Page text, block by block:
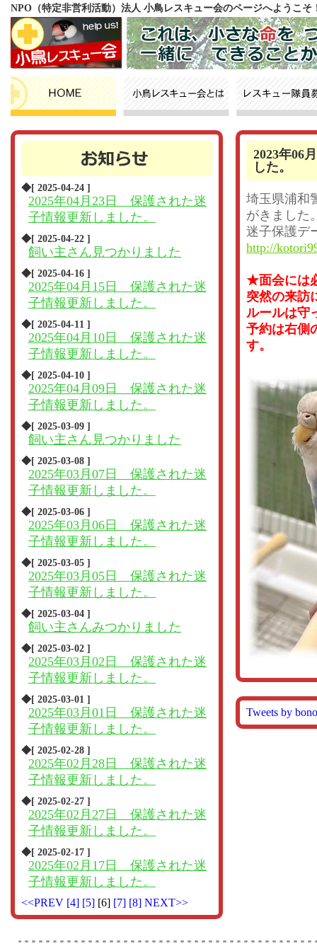
NPO（特定非営利活動）法人 小鳥レスキュー会のページへようこそ
◆[ 2025-04-24 ]
2025年04月23日 保護された迷
子情報更新しました。
◆[ 2025-04-22 ]
飼い主さん見つかりました
◆[ 2025-04-16 ]
2025年04月15日 保護された迷
子情報更新しました。
◆[ 2025-04-11 ]
2025年04月10日 保護された迷
子情報更新しました。
◆[ 2025-04-10 ]
2025年04月09日 保護された迷
子情報更新しました。
◆[ 2025-03-09 ]
飼い主さん見つかりました
◆[ 2025-03-08 ]
2025年03月07日 保護された迷
子情報更新しました。
◆[ 2025-03-06 ]
2025年03月06日 保護された迷
子情報更新しました。
◆[ 2025-03-05 ]
2025年03月05日 保護された迷
子情報更新しました。
◆[ 2025-03-04 ]
飼い主さんみつかりました
◆[ 2025-03-02 ]
2025年03月02日 保護された迷
子情報更新しました。
◆[ 2025-03-01 ]
2025年03月01日 保護された迷
子情報更新しました。
◆[ 2025-02-28 ]
2025年02月28日 保護された迷
子情報更新しました。
◆[ 2025-02-27 ]
2025年02月27日 保護された迷
子情報更新しました。
◆[ 2025-02-17 ]
2025年02月17日 保護された迷
子情報更新しました。
<<PREV [4] [5] [6] [7] [8] NEXT>>
2023年06
した。
埼玉県浦和
がきました
迷子保護デ
http://
★面会には
突然の来訪
ルールは守
予約は右側
す。
Tweets by